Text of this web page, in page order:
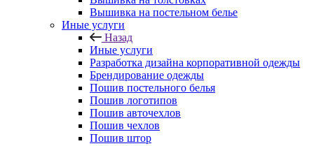
Вышивка на постельном белье
Иные услуги
Назад
Иные услуги
Разработка дизайна корпоративной одежды
Брендирование одежды
Пошив постельного белья
Пошив логотипов
Пошив авточехлов
Пошив чехлов
Пошив штор